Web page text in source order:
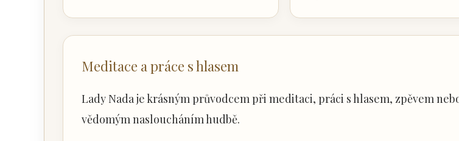
Meditace a práce s hlasem
Lady Nada je krásným průvodcem při meditaci, práci s hlasem, zpěvem
vědomým nasloucháním hudbě.